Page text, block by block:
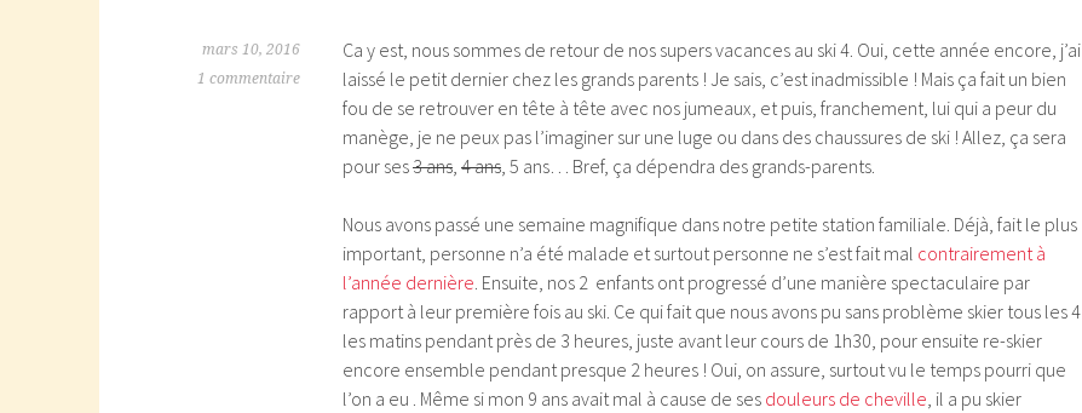
mars 10, 2016
1 commentaire
Ca y est, nous sommes de retour de nos supers vacances au ski 4. Oui, cette année encore, j’ai
laissé le petit dernier chez les grands parents ! Je sais, c’est inadmissible ! Mais ça fait un bien
fou de se retrouver en tête à tête avec nos jumeaux, et puis, franchement, lui qui a peur du
manège, je ne peux pas l’imaginer sur une luge ou dans des chaussures de ski ! Allez, ça sera
pour ses3 ans, 4 ans, 5 ans… Bref, ça dépendra des grands-parents.
Nous avons passé une semaine magnifique dans notre petite station familiale. Déjà, fait le plus
important, personne n’a été malade et surtout personne ne s’est fait mal contrairement à
l’année dernière. Ensuite, nos 2 enfants ont progressé d’une manière spectaculaire par
rapport à leur première fois au ski. Ce qui fait que nous avons pu sans problème skier tous les 4
les matins pendant près de 3 heures, juste avant leur cours de 1h30, pour ensuite re-skier
encore ensemble pendant presque 2 heures ! Oui, on assure, surtout vu le temps pourri que
l’on a eu . Même si mon 9 ans avait mal à cause de ses douleurs de cheville, il a pu skier